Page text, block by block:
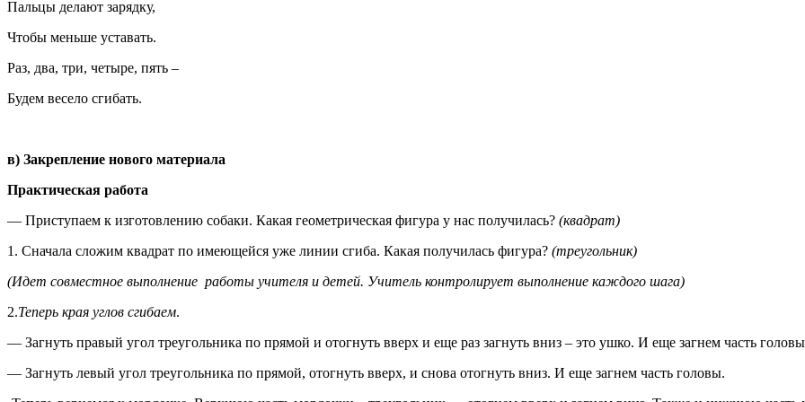
Пальцы делают зарядку,
Чтобы меньше уставать.
Раз, два, три, четыре, пять –
Будем весело сгибать.
в) Закрепление нового материала
Практическая работа
— Приступаем к изготовлению собаки. Какая геометрическая фигура у нас получилась? (квадрат)
1. Сначала сложим квадрат по имеющейся уже линии сгиба. Какая получилась фигура? (треугольник)
(Идет совместное выполнение работы учителя и детей. Учитель контролирует выполнение каждого шага)
2.Теперь края углов сгибаем.
— Загнуть правый угол треугольника по прямой и отогнуть вверх и еще раз загнуть вниз – это ушко. И еще загнем часть
— Загнуть левый угол треугольника по прямой, отогнуть вверх, и снова отогнуть вниз. И еще загнем часть головы.